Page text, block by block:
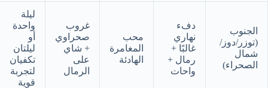
الجنوب
(توزر/دوز/
شمال
الصحراء)
دفء
نهاري
غالبًا +
رمال +
واحات
محب
المغامرة
الهادئة
غروب
صحراوي
+ شاي
على
الرمال
ليلة
واحدة
أو
ليلتان
تكفيان
لتجربة
قوية